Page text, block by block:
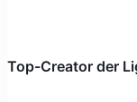
Top-Creator der